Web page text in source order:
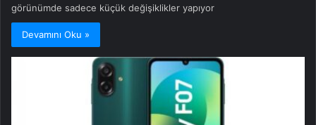
görünümde sadece küçük değişiklikler yapıyor
Devamını Oku »